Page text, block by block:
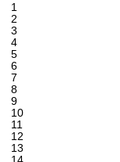
1
2
3
4
5
6
7
8
9
10
11
12
13